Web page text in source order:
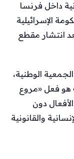
داخل فرنسا
الإسرائيلية
انتشار مقطع
الوطنية،
هو فعل «مروع
دون
والقانونية